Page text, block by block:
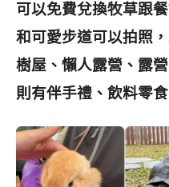
可以免費兌換牧草跟
和可愛步道可以拍照
樹屋、懶人露營、露
則有伴手禮、飲料零